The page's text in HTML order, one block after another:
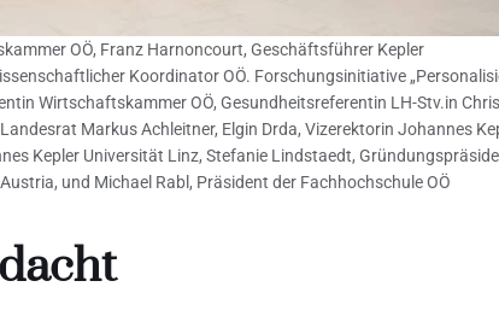
OÖ, Franz Harnoncourt, Geschäftsführer Kepler
Koordinator OÖ. Forschungsinitiative
Wirtschaftskammer OÖ, Gesundheitsreferentin LH-Stv.in
Markus Achleitner, Elgin Drda, Vizerektorin Johannes
Kepler Universität Linz, Stefanie Lindstaedt,
und Michael Rabl, Präsident der Fachhochschule OÖ